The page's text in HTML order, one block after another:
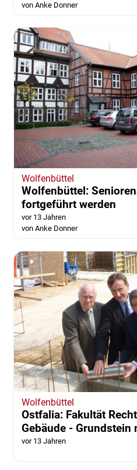
von Anke Donner
Wolfenbüttel
Wolfenbüttel:
fortgeführt werden
vor 13 Jahren
von Anke Donner
Wolfenbüttel
Ostfalia: Fakultät
Gebäude -
vor 13 Jahren